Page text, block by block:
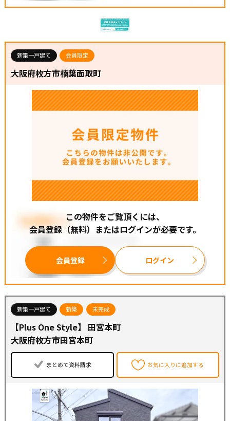
【学校】
◆富田小学校・・・ 徒歩４分
◆第四中学校・・・徒歩２１分
◆◇高槻市で不動産をお探しなら、【住まいセレクト高
槻】にお任せください◇◆
創まもなく60年のグループ実績を誇り、地域密着で培った
信頼と情報網で、仲介、建売、リフォームも含め住まいづ
くりをサポートします！
新築一戸建て 会員限定
大阪府枚方市楠葉面取町
この物件をご覧頂くには、
会員登録（無料）またはログインが必要です。
会員登録 ログイン
新築一戸建て 新築 未完成
【Plus One Style】 田宮本町
大阪府枚方市田宮本町
まとめて資料請求 お気に入りに追加する